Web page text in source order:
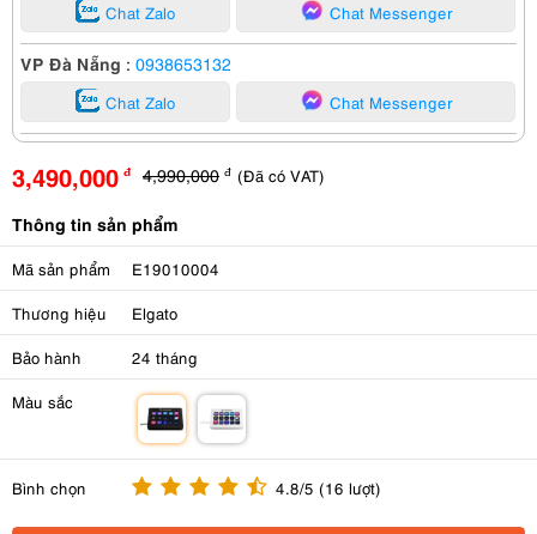
Chat Zalo Chat Messenger
VP Đà Nẵng : 0938653132
Chat Zalo Chat Messenger
3,490,000 đ 4,990,000 đ (Đã có VAT)
Thông tin sản phẩm
Mã sản phẩm E19010004
Thương hiệu Elgato
Bảo hành 24 tháng
Màu sắc
Bình chọn 4.8/5 (16 lượt)